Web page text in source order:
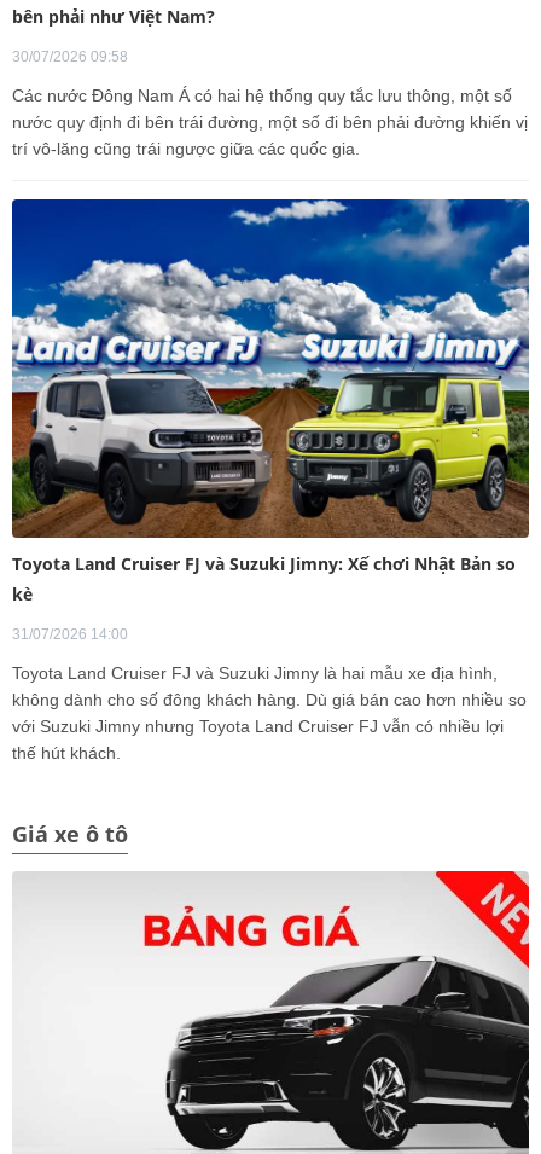
bên phải như Việt Nam?
30/07/2026 09:58
Các nước Đông Nam Á có hai hệ thống quy tắc lưu thông, một số
nước quy định đi bên trái đường, một số đi bên phải đường khiến vị
trí vô-lăng cũng trái ngược giữa các quốc gia.
Toyota Land Cruiser FJ và Suzuki Jimny: Xế chơi Nhật Bản so
kè
31/07/2026 14:00
Toyota Land Cruiser FJ và Suzuki Jimny là hai mẫu xe địa hình,
không dành cho số đông khách hàng. Dù giá bán cao hơn nhiều so
với Suzuki Jimny nhưng Toyota Land Cruiser FJ vẫn có nhiều lợi
thế hút khách.
Giá xe ô tô